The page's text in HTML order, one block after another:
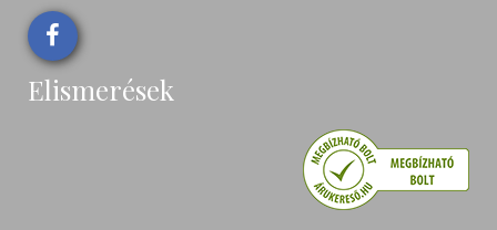
Elismerések